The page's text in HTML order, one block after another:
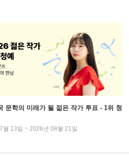
문학의 미래가 될 젊은 작가 투표 - 1위 청
월 13일 ~ 2026년 08월 21일